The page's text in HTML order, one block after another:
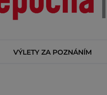
VÝLETY ZA POZNÁNÍM